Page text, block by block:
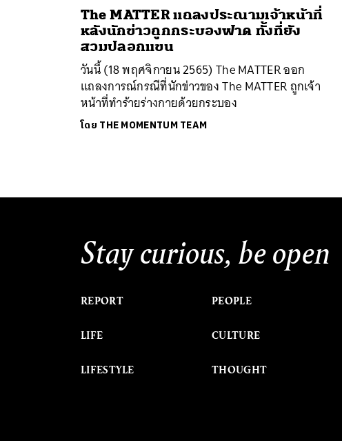
The MATTER แถลงประณามเจ้าหน้าที่
หลังนักข่าวถูกกระบองฟาด ทั้งที่ยัง
สวมปลอกแขน
วันนี้ (18 พฤศจิกายน 2565) The MATTER ออก
แถลงการณ์กรณีที่นักข่าวของ The MATTER ถูกเจ้า
หน้าที่ทำร้ายร่างกายด้วยกระบอง
โดย THE MOMENTUM TEAM
Stay curious, be open
REPORT
LIFE
LIFESTYLE
PEOPLE
CULTURE
THOUGHT